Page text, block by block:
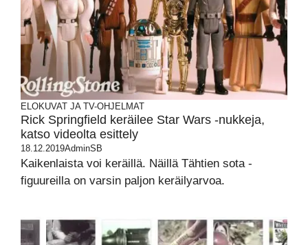
ELOKUVAT JA TV-OHJELMAT
Rick Springfield keräilee Star Wars -nukkeja,
katso videolta esittely
18.12.2019AdminSB
Kaikenlaista voi keräillä. Näillä Tähtien sota -
figuureilla on varsin paljon keräilyarvoa.